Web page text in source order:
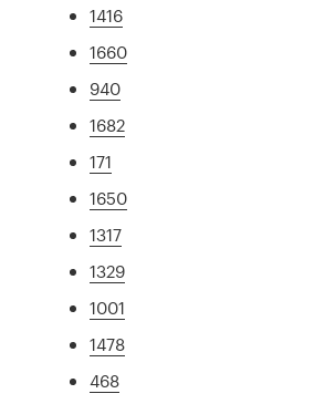
1416
1660
940
1682
171
1650
1317
1329
1001
1478
468